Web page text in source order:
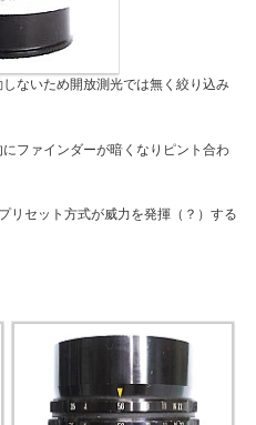
ないため開放測光では無く絞り込み
ファインダーが暗くなりピント合わ
リセット方式が威力を発揮（？）する